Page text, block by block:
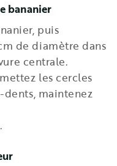
bananier
puis
de diamètre dans
centrale.
les cercles
dents, maintenez